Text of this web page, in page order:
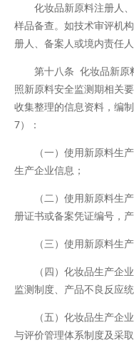
化妆品新原料注册人
样品备查。如技术审评机
册人、备案人或境内责任
第十八条 化妆品新原
照新原料安全监测期相关
收集整理的信息资料，编
7）：
（一）使用新原料生
生产企业信息；
（二）使用新原料生
册证书或备案凭证编号，
（三）使用新原料生
（四）化妆品生产企
监测制度、产品不良反应
（五）化妆品生产企
与评价管理体系制度及采取